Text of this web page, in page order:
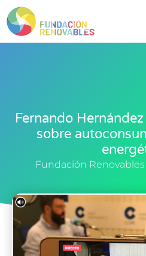
Fernando
sobre
Fundación Renovables